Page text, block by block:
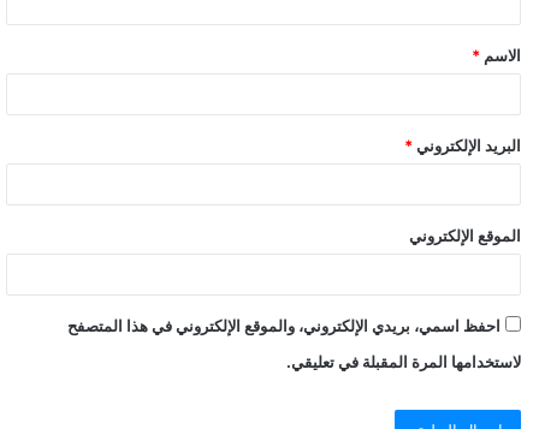
الاسم *
البريد الإلكتروني *
الموقع الإلكتروني
احفظ اسمي، بريدي الإلكتروني، والموقع الإلكتروني في هذا المتصفح
لاستخدامها المرة المقبلة في تعليقي.